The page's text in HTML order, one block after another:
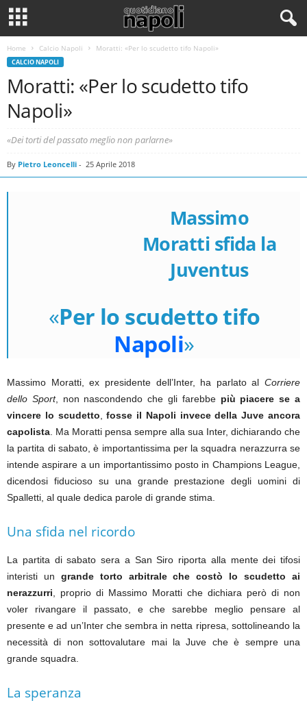
Home Calcio Napoli Moratti: «Per lo scudetto tifo Napoli»
CALCIO NAPOLI
Moratti: «Per lo scudetto tifo
Napoli»
«Dei torti del passato meglio non parlarne»
By Pietro Leoncelli - 25 Aprile 2018
Massimo
Moratti sfida la
Juventus
«Per lo scudetto tifo
Napoli»
Massimo Moratti, ex presidente dell’Inter, ha parlato al Corriere
dello Sport, non nascondendo che gli farebbe più piacere se a
vincere lo scudetto ,fosse il Napoli invece della Juve ancora
capolista . Ma Moratti pensa sempre alla sua Inter, dichiarando che
la partita di sabato, è importantissima per la squadra nerazzurra se
intende aspirare a un importantissimo posto in Champions League,
dicendosi fiducioso su una grande prestazione degli uomini di
Spalletti, al quale dedica parole di grande stima.
Una sfida nel ricordo
La partita di sabato sera a San Siro riporta alla mente dei tifosi
interisti un grande torto arbitrale che costò lo scudetto ai
nerazzurri , proprio di Massimo Moratti che dichiara però di non
voler rivangare il passato, e che sarebbe meglio pensare al
presente e ad un’Inter che sembra in netta ripresa, sottolineando la
necessità di non sottovalutare mai la Juve che è sempre una
grande squadra.
La speranza